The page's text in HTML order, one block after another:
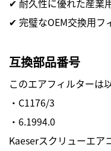
✔ 完璧なOEM交換用フ
互換部品番号
このエアフィルターは
・C1176/3
・6.1994.0
Kaeserスクリューエア